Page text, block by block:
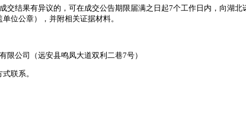
结果有异议的，可在成交公告期限届满之日起7个工作日内，向湖北
位公章），并附相关证据材料。
公司（远安县鸣凤大道双利二巷7号）
联系。